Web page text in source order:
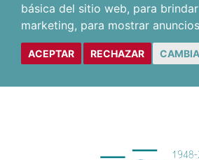
básica del sitio web, para
marketing, para mostrar
ACEPTAR RECHAZAR